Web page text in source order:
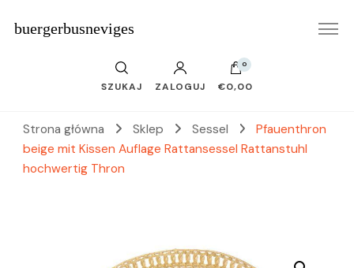
buergerbusneviges
SZUKAJ ZALOGUJ
0
€0,00
Strona główna Sklep Sessel
Pfauenthron
beige mit Kissen Auflage Rattansessel Rattanstuhl
hochwertig Thron